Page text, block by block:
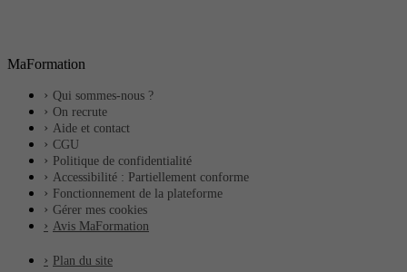
MaFormation
Qui sommes-nous ?
On recrute
Aide et contact
CGU
Politique de confidentialité
Accessibilité : Partiellement conforme
Fonctionnement de la plateforme
Gérer mes cookies
Avis MaFormation
Plan du site